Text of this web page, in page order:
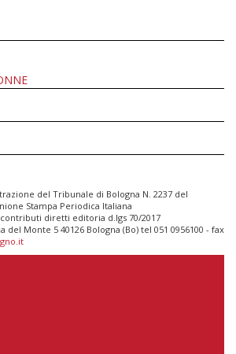
del Tribunale di Bologna N. 2237 del
Stampa Periodica Italiana
diretti editoria d.lgs 70/2017
Monte 5 40126 Bologna (Bo) tel 051 0956100 - fax